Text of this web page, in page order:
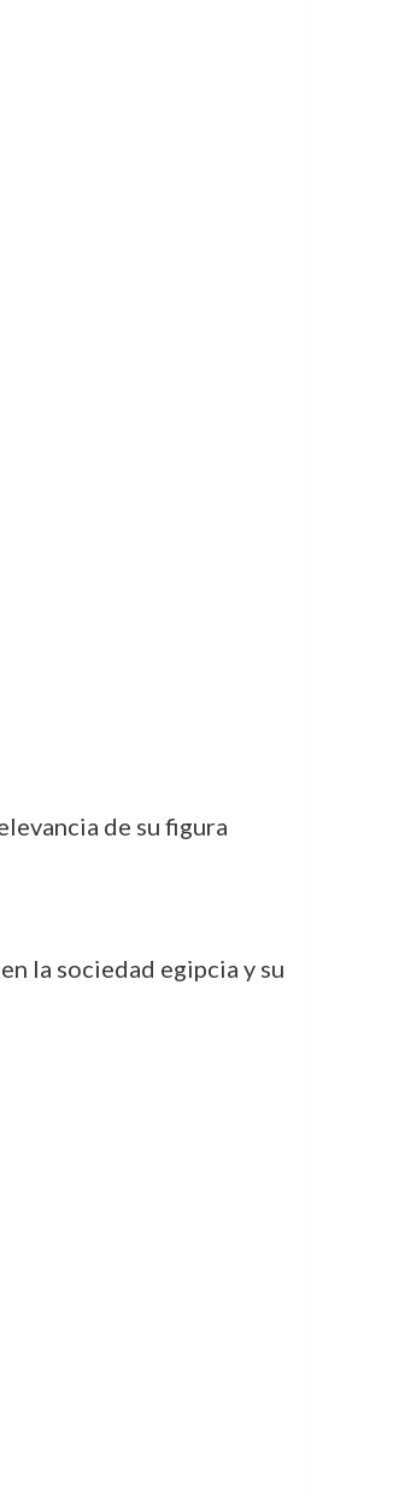
de su figura
la sociedad egipcia y su